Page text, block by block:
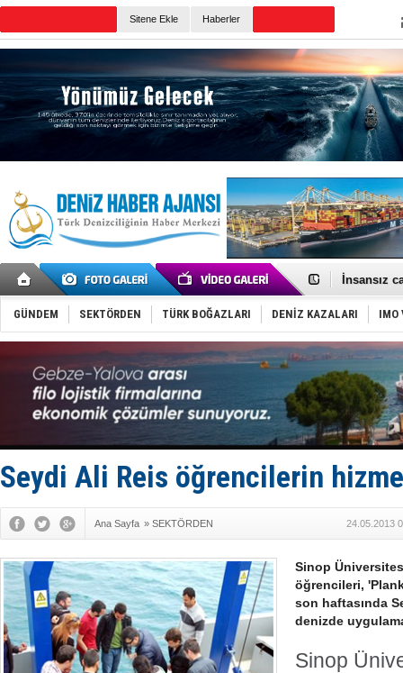
Sitene Ekle Haberler
İnsansız
Yüzyıl
Anadolu
Derince,
Tüpraş,
İTU AUV,
LNG
PROYAD,
Türkiye-
Türk
Deniz
Fairline,
GÜNDEM SEKTÖRDEN TÜRK BOĞAZLARI DENİZ KAZALARI IMO
Seydi Ali Reis öğrencilerin
Ana Sayfa » SEKTÖRDEN 24.05.2013
Sinop
öğrencileri,
son haftasında
denizde
Sinop